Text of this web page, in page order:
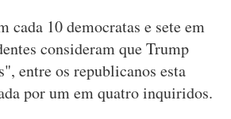
cada 10 democratas e sete em
consideram que Trump
entre os republicanos esta
por um em quatro inquiridos.